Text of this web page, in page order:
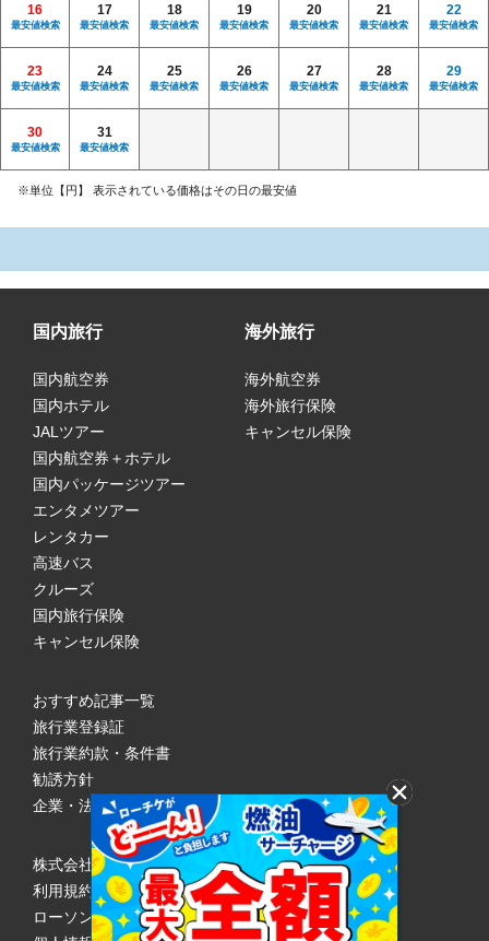
16
最安値検索
17
最安値検索
18
最安値検索
19
最安値検索
20
最安値検索
21
最安値検索
22
最安値検索
23
最安値検索
24
最安値検索
25
最安値検索
26
最安値検索
27
最安値検索
28
最安値検索
29
最安値検索
30
最安値検索
31
最安値検索
※単位【円】 表示されている価格はその日の最安値
国内旅行
国内航空券
国内ホテル
JALツアー
国内航空券＋ホテル
国内パッケージツアー
エンタメツアー
レンタカー
高速バス
クルーズ
国内旅行保険
キャンセル保険
海外旅行
海外航空券
海外旅行保険
キャンセル保険
おすすめ記事一覧
旅行業登録証
旅行業約款・条件書
勧誘方針
企業・法人のみなさまへ
株式会社ローソンエンタテインメント
利用規約
ローソンWEB会員規約